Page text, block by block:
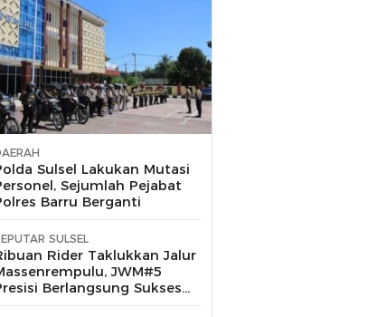
Sulsel Lakukan Mutasi
Sejumlah Pejabat
Barru Berganti
SULSEL
Rider Taklukkan Jalur
JWM#5
Berlangsung Sukses
Kondusif